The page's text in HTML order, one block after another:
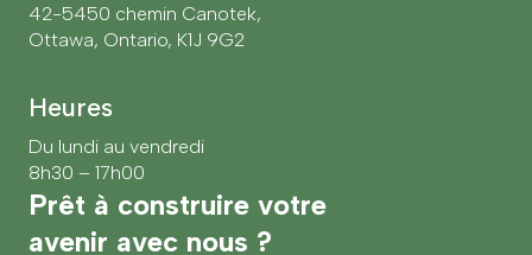
42-5450 chemin Canotek,
Ottawa, Ontario, K1J 9G2
Heures
Du lundi au vendredi
8h30 – 17h00
Prêt à construire votre
avenir avec nous ?